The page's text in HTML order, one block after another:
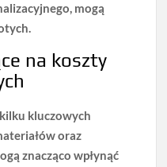
mogą
na koszty
kluczowych
oraz
znacząco wpłynąć